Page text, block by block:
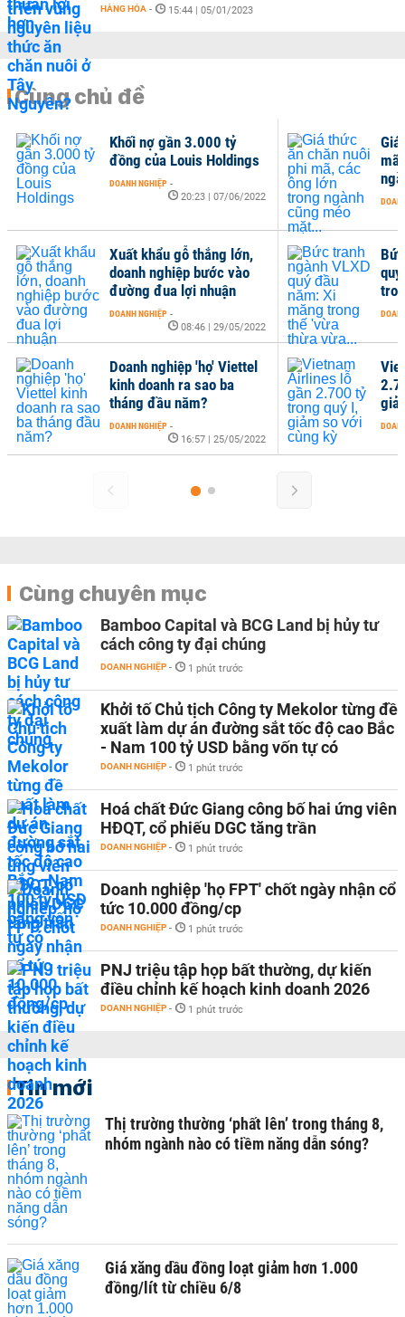
HÀNG HÓA - 15:44 | 05/01/2023
Cùng chủ đề
Khối nợ gần 3.000 tỷ
đồng của Louis Holdings
DOANH NGHIỆP -
20:23 | 07/06/2022
Xuất khẩu gỗ thắng lớn,
doanh nghiệp bước vào
đường đua lợi nhuận
DOANH NGHIỆP -
08:46 | 29/05/2022
Doanh nghiệp 'họ' Viettel
kinh doanh ra sao ba
tháng đầu năm?
DOANH NGHIỆP -
16:57 | 25/05/2022
Giá
Cùng chuyên mục
Bamboo Capital và BCG Land bị hủy tư
cách công ty đại chúng
DOANH NGHIỆP - 1 phút trước
Khởi tố Chủ tịch Công ty Mekolor từng đề
xuất làm dự án đường sắt tốc độ cao Bắc
- Nam 100 tỷ USD bằng vốn tự có
DOANH NGHIỆP - 1 phút trước
Hoá chất Đức Giang công bố hai ứng viên
HĐQT, cổ phiếu DGC tăng trần
DOANH NGHIỆP - 1 phút trước
Doanh nghiệp 'họ FPT' chốt ngày nhận cổ
tức 10.000 đồng/cp
DOANH NGHIỆP - 1 phút trước
PNJ triệu tập họp bất thường, dự kiến
điều chỉnh kế hoạch kinh doanh 2026
DOANH NGHIỆP - 1 phút trước
Tin mới
Thị trường thường ‘phất lên’ trong tháng 8,
nhóm ngành nào có tiềm năng dẫn sóng?
Giá xăng dầu đồng loạt giảm hơn 1.000
đồng/lít từ chiều 6/8